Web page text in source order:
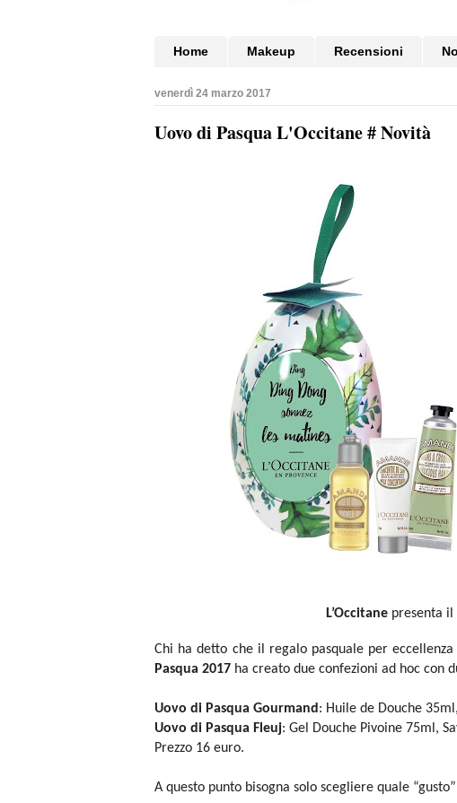
Home Makeup Recensioni
venerdì 24 marzo 2017
Uovo di Pasqua L'Occitane # Novità
L’Occitane presenta
Chi ha detto che il regalo pasquale per
Pasqua 2017 ha creato due confezioni ad hoc con
Uovo di Pasqua Gourmand : Huile de Douche
Uovo di Pasqua Fleuj: Gel Douche Pivoine 75ml,
Prezzo 16 euro.
A questo punto bisogna solo scegliere quale